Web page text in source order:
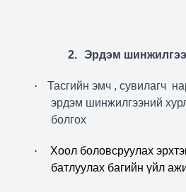
2. Эрдэм
· Тасгийн эмч , сувилагч
эрдэм шинжилгээний
болгох
·
Хоол боловсруулах
батлуулах багийн үйл